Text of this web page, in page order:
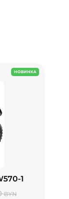
НОВИНКА
1
BYN